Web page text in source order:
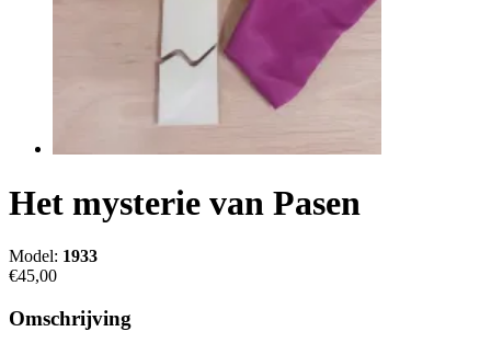
Het mysterie van Pasen
Model: 1933
€45,00
Omschrijving